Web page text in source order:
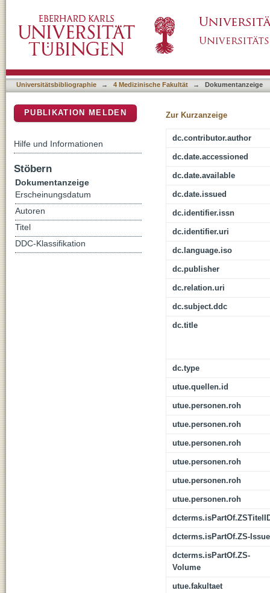
exercise dose but different outcomes in
Universitätsbibliographie → 4 Medizinische Fakultät → Dokumentanzeige
Zur Kurzanzeige
dc.contributor.author
dc.date.accessioned
dc.date.available
dc.date.issued
dc.identifier.issn
dc.identifier.uri
dc.language.iso
dc.publisher
dc.relation.uri
dc.subject.ddc
dc.title
dc.type
utue.quellen.id
utue.personen.roh
utue.personen.roh
utue.personen.roh
utue.personen.roh
utue.personen.roh
utue.personen.roh
dcterms.isPartOf.ZS-Issue
dcterms.isPartOf.ZS-
Volume
utue.fakultaet
PUBLIKATION MELDEN
Hilfe und Informationen
Stöbern
Dokumentanzeige
Erscheinungsdatum
Autoren
Titel
DDC-Klassifikation